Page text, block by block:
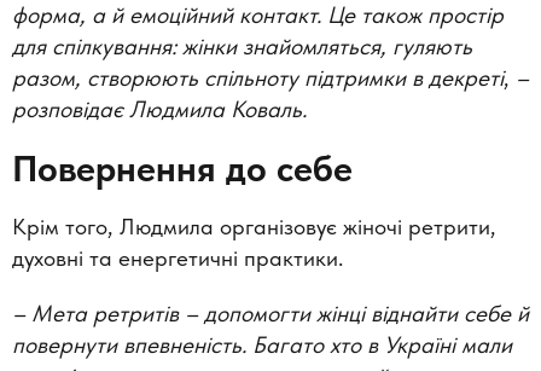
форма, а й емоційний контакт. Це також простір
для спілкування: жінки знайомляться, гуляють
разом, створюють спільноту підтримки в декреті, –
розповідає Людмила Коваль.
Повернення до себе
Крім того, Людмила організовує жіночі ретрити,
духовні та енергетичні практики.
– Мета ретритів – допомогти жінці віднайти себе й
повернути впевненість. Багато хто в Україні мали